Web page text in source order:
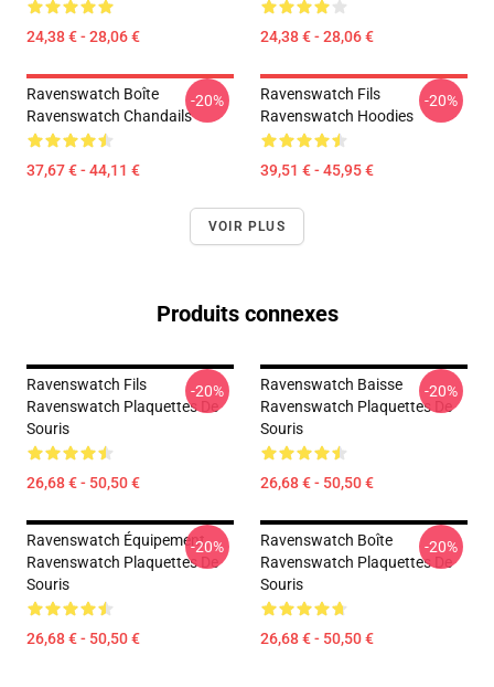
24,38 € - 28,06 € 24,38 € - 28,06 €
Ravenswatch Boîte
Ravenswatch Chandails
37,67 € - 44,11 €
-20%
Ravenswatch Fils
Ravenswatch Hoodies
39,51 € - 45,95 €
-20%
VOIR PLUS
Produits connexes
Ravenswatch Fils
Ravenswatch Plaquettes De
Souris
26,68 € - 50,50 €
-20%
Ravenswatch Baisse
Ravenswatch Plaquettes De
Souris
26,68 € - 50,50 €
-20%
Ravenswatch Équipement
Ravenswatch Plaquettes De
Souris
26,68 € - 50,50 €
-20%
Ravenswatch Boîte
Ravenswatch Plaquettes De
Souris
26,68 € - 50,50 €
-20%